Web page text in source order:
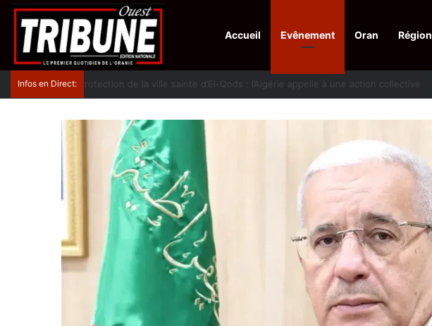
Accueil Evênement Oran Région
Infos en Direct: Protection de la ville sainte d’El-Qods : l’Algérie appelle à une action collective